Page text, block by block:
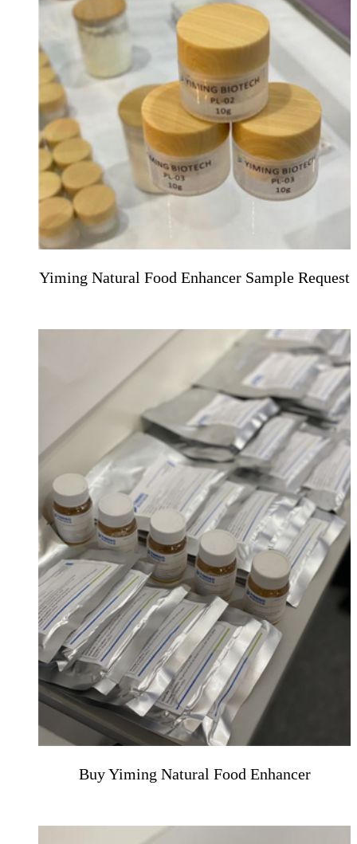
Yiming Natural Food Enhancer Sample Request
Buy Yiming Natural Food Enhancer